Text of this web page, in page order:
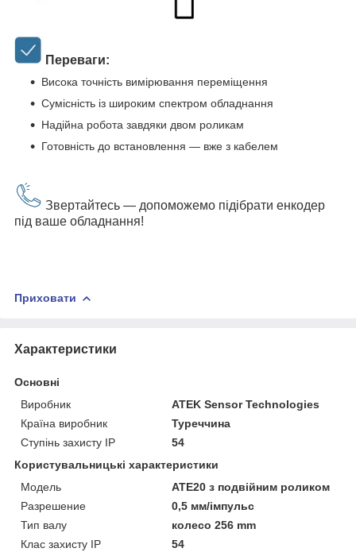
Переваги:
Висока точність вимірювання переміщення
Сумісність із широким спектром обладнання
Надійна робота завдяки двом роликам
Готовність до встановлення — вже з кабелем
Звертайтесь — допоможемо підібрати енкодер
під ваше обладнання!
Приховати
Характеристики
Основні
Виробник
ATEK Sensor Technologies
Країна виробник
Туреччина
Ступінь захисту IP
54
Користувальницькі характеристики
Мoдель
ATE20 з подвійним роликом
Разрешение
0,5 мм/імпульс
Тип валу
колесо 256 mm
Клас захисту ІР
54